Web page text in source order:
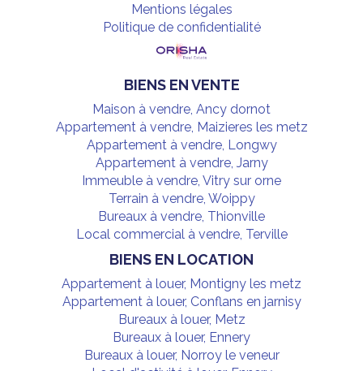
Mentions légales
Politique de confidentialité
BIENS EN VENTE
Maison à vendre, Ancy dornot
Appartement à vendre, Maizieres les metz
Appartement à vendre, Longwy
Appartement à vendre, Jarny
Immeuble à vendre, Vitry sur orne
Terrain à vendre, Woippy
Bureaux à vendre, Thionville
Local commercial à vendre, Terville
BIENS EN LOCATION
Appartement à louer, Montigny les metz
Appartement à louer, Conflans en jarnisy
Bureaux à louer, Metz
Bureaux à louer, Ennery
Bureaux à louer, Norroy le veneur